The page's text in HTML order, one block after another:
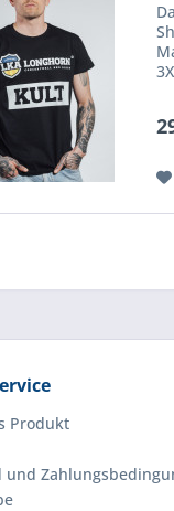
Produkt
und